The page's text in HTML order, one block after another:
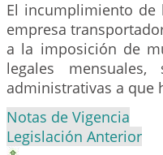
El incumplimiento
empresa
a la imposición de
legales
administrativas a que
Notas de Vigencia
Legislación Anterior